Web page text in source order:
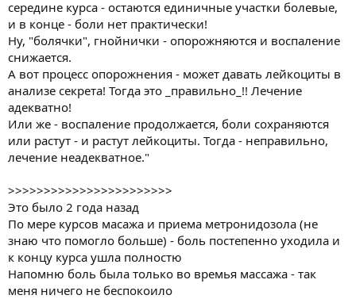
середине курса - остаются единичные участки болевые,
и в конце - боли нет практически!
Ну, "болячки", гнойнички - опорожняются и воспаление
снижается.
А вот процесс опорожнения - может давать лейкоциты в
анализе секрета! Тогда это _правильно_!! Лечение
адекватно!
Или же - воспаление продолжается, боли сохраняются
или растут - и растут лейкоциты. Тогда - неправильно,
лечение неадекватное."
>>>>>>>>>>>>>>>>>>>>>>>
Это было 2 года назад
По мере курсов масажа и приема метронидозола (не
знаю что помогло больше) - боль постепенно уходила и
к концу курса ушла полностю
Напомню боль была только во времья массажа - так
меня ничего не беспокоило